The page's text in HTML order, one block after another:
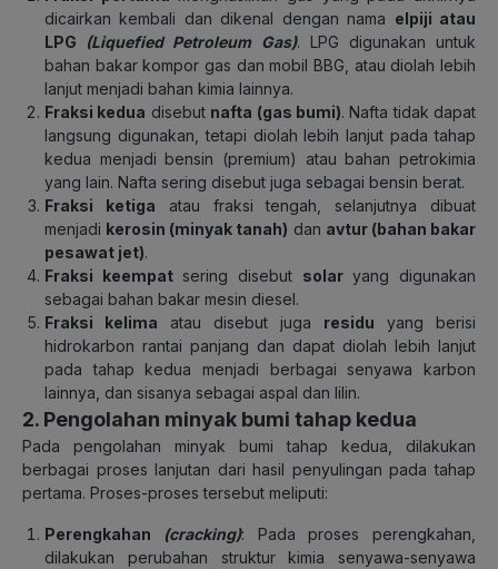
dicairkan kembali dan dikenal dengan nama elpiji atau
LPG
(Liquefied Petroleum Gas). LPG digunakan untuk
bahan bakar kompor gas dan mobil BBG, atau diolah lebih
lanjut menjadi bahan kimia lainnya.
Fraksi kedua disebut nafta (gas bumi). Nafta tidak dapat
langsung digunakan, tetapi diolah lebih lanjut pada tahap
kedua menjadi bensin (premium) atau bahan petrokimia
yang lain. Nafta sering disebut juga sebagai bensin berat.
Fraksi ketiga atau fraksi tengah, selanjutnya dibuat
menjadi kerosin (minyak tanah) dan avtur (bahan bakar
pesawat jet).
Fraksi keempatsering disebut solaryang digunakan
sebagai bahan bakar mesin diesel.
Fraksi kelima atau disebut juga residu yang berisi
hidrokarbon rantai panjang dan dapat diolah lebih lanjut
pada tahap kedua menjadi berbagai senyawa karbon
lainnya, dan sisanya sebagai aspal dan lilin.
2. Pengolahan minyak bumi tahap kedua
Pada pengolahan minyak bumi tahap kedua, dilakukan
berbagai proses lanjutan dari hasil penyulingan pada tahap
pertama. Proses-proses tersebut meliputi:
Perengkahan (cracking): Pada proses perengkahan,
dilakukan perubahan struktur kimia senyawa-senyawa